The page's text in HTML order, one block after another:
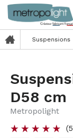
Suspensions
D58 cm
Metropolight
star_rate star_rate star_rate star_rate star_rate
star_rate star_rate star_rate star_rate star_rate